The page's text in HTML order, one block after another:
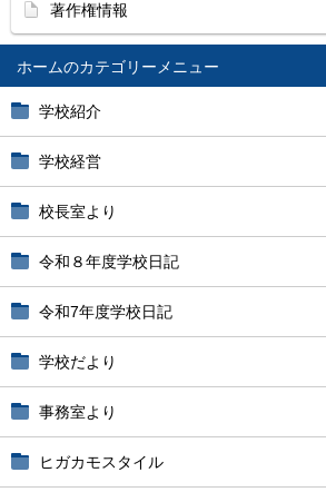
ホーム
学校紹介
学校経営
校長室より
令和８年度学校日記
令和7年度学校日記
学校だより
事務室より
ヒガカモスタイル
著作権情報